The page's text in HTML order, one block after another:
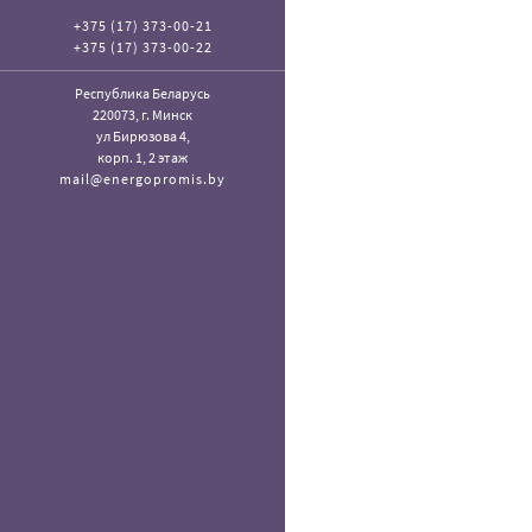
+375 (17) 373-00-21
+375 (17) 373-00-22
Республика Беларусь
220073, г. Минск
ул Бирюзова 4,
корп. 1, 2 этаж
mail@energopromis.by